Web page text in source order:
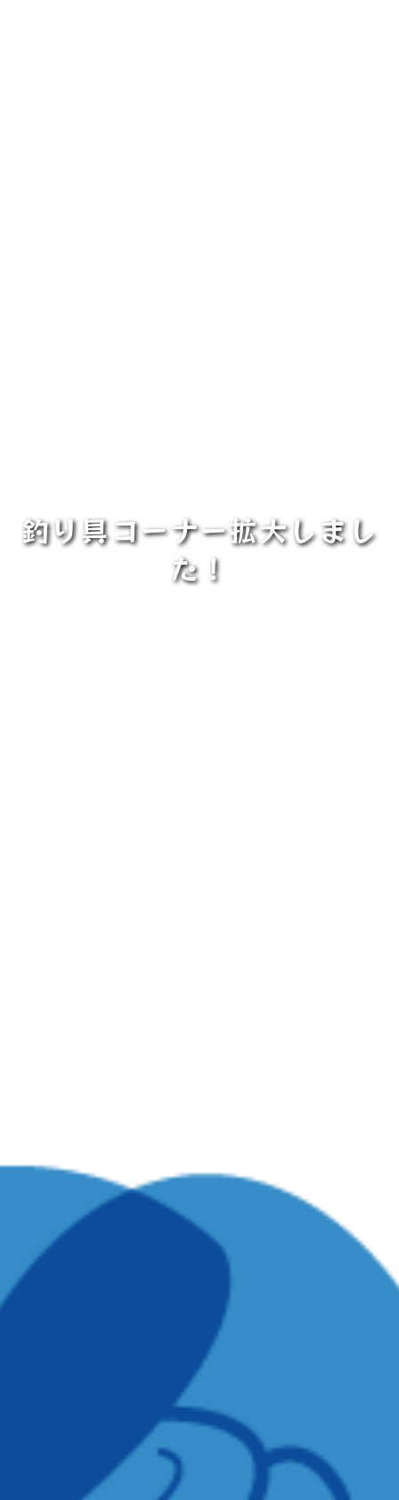
釣り具コーナー拡大しまし
た！